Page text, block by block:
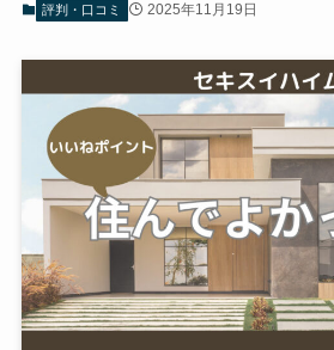
評判・口コミ 2025年11月19日